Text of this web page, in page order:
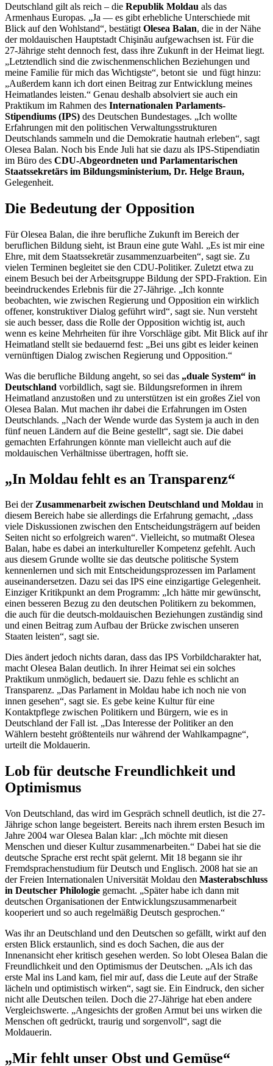
Deutschland gilt als reich – die Republik Moldau als das
Armenhaus Europas. „Ja — es gibt erhebliche Unterschiede mit
Blick auf den Wohlstand“, bestätigt Olesea Balan, die in der Nähe
der moldauischen Hauptstadt Chişinău aufgewachsen ist. Für die
27-Jährige steht dennoch fest, dass ihre Zukunft in der Heimat liegt.
„Letztendlich sind die zwischenmenschlichen Beziehungen und
meine Familie für mich das Wichtigste“, betont sie und fügt hinzu:
„Außerdem kann ich dort einen Beitrag zur Entwicklung meines
Heimatlandes leisten.“ Genau deshalb absolviert sie auch ein
Praktikum im Rahmen des Internationalen Parlaments-
Stipendiums (IPS) des Deutschen Bundestages. „Ich wollte
Erfahrungen mit den politischen Verwaltungsstrukturen
Deutschlands sammeln und die Demokratie hautnah erleben“, sagt
Olesea Balan. Noch bis Ende Juli hat sie dazu als IPS-Stipendiatin
im Büro des CDU-Abgeordneten und Parlamentarischen
Staatssekretärs im Bildungsministerium, Dr. Helge Braun,
Gelegenheit.
Die Bedeutung der Opposition
Für Olesea Balan, die ihre berufliche Zukunft im Bereich der
beruflichen Bildung sieht, ist Braun eine gute Wahl. „Es ist mir eine
Ehre, mit dem Staatssekretär zusammenzuarbeiten“, sagt sie. Zu
vielen Terminen begleitet sie den CDU-Politiker. Zuletzt etwa zu
einem Besuch bei der Arbeitsgruppe Bildung der SPD-Fraktion. Ein
beeindruckendes Erlebnis für die 27-Jährige. „Ich konnte
beobachten, wie zwischen Regierung und Opposition ein wirklich
offener, konstruktiver Dialog geführt wird“, sagt sie. Nun versteht
sie auch besser, dass die Rolle der Opposition wichtig ist, auch
wenn es keine Mehrheiten für ihre Vorschläge gibt. Mit Blick auf ihr
Heimatland stellt sie bedauernd fest: „Bei uns gibt es leider keinen
vernünftigen Dialog zwischen Regierung und Opposition.“
Was die berufliche Bildung angeht, so sei das „duale System“ in
Deutschland vorbildlich, sagt sie. Bildungsreformen in ihrem
Heimatland anzustoßen und zu unterstützen ist ein großes Ziel von
Olesea Balan. Mut machen ihr dabei die Erfahrungen im Osten
Deutschlands. „Nach der Wende wurde das System ja auch in den
fünf neuen Ländern auf die Beine gestellt“, sagt sie. Die dabei
gemachten Erfahrungen könnte man vielleicht auch auf die
moldauischen Verhältnisse übertragen, hofft sie.
„In Moldau fehlt es an Transparenz“
Bei derZusammenarbeit zwischen Deutschland und Moldau in
diesem Bereich habe sie allerdings die Erfahrung gemacht, „dass
viele Diskussionen zwischen den Entscheidungsträgern auf beiden
Seiten nicht so erfolgreich waren“. Vielleicht, so mutmaßt Olesea
Balan, habe es dabei an interkultureller Kompetenz gefehlt. Auch
aus diesem Grunde wollte sie das deutsche politische System
kennenlernen und sich mit Entscheidungsprozessen im Parlament
auseinandersetzen. Dazu sei das IPS eine einzigartige Gelegenheit.
Einziger Kritikpunkt an dem Programm: „Ich hätte mir gewünscht,
einen besseren Bezug zu den deutschen Politikern zu bekommen,
die auch für die deutsch-moldauischen Beziehungen zuständig sind
und einen Beitrag zum Aufbau der Brücke zwischen unseren
Staaten leisten“, sagt sie.
Dies ändert jedoch nichts daran, dass das IPS Vorbildcharakter hat,
macht Olesea Balan deutlich. In ihrer Heimat sei ein solches
Praktikum unmöglich, bedauert sie. Dazu fehle es schlicht an
Transparenz. „Das Parlament in Moldau habe ich noch nie von
innen gesehen“, sagt sie. Es gebe keine Kultur für eine
Kontaktpflege zwischen Politikern und Bürgern, wie es in
Deutschland der Fall ist. „Das Interesse der Politiker an den
Wählern besteht größtenteils nur während der Wahlkampagne“,
urteilt die Moldauerin.
Lob für deutsche Freundlichkeit und
Optimismus
Von Deutschland, das wird im Gespräch schnell deutlich, ist die 27-
Jährige schon lange begeistert. Bereits nach ihrem ersten Besuch im
Jahre 2004 war Olesea Balan klar: „Ich möchte mit diesen
Menschen und dieser Kultur zusammenarbeiten.“ Dabei hat sie die
deutsche Sprache erst recht spät gelernt. Mit 18 begann sie ihr
Fremdsprachenstudium für Deutsch und Englisch. 2008 hat sie an
der Freien Internationalen Universität Moldau den Masterabschluss
in Deutscher Philologie gemacht. „Später habe ich dann mit
deutschen Organisationen der Entwicklungszusammenarbeit
kooperiert und so auch regelmäßig Deutsch gesprochen.“
Was ihr an Deutschland und den Deutschen so gefällt, wirkt auf den
ersten Blick erstaunlich, sind es doch Sachen, die aus der
Innenansicht eher kritisch gesehen werden. So lobt Olesea Balan die
Freundlichkeit und den Optimismus der Deutschen. „Als ich das
erste Mal ins Land kam, fiel mir auf, dass die Leute auf der Straße
lächeln und optimistisch wirken“, sagt sie. Ein Eindruck, den sicher
nicht alle Deutschen teilen. Doch die 27-Jährige hat eben andere
Vergleichswerte. „Angesichts der großen Armut bei uns wirken die
Menschen oft gedrückt, traurig und sorgenvoll“, sagt die
Moldauerin.
„Mir fehlt unser Obst und Gemüse“